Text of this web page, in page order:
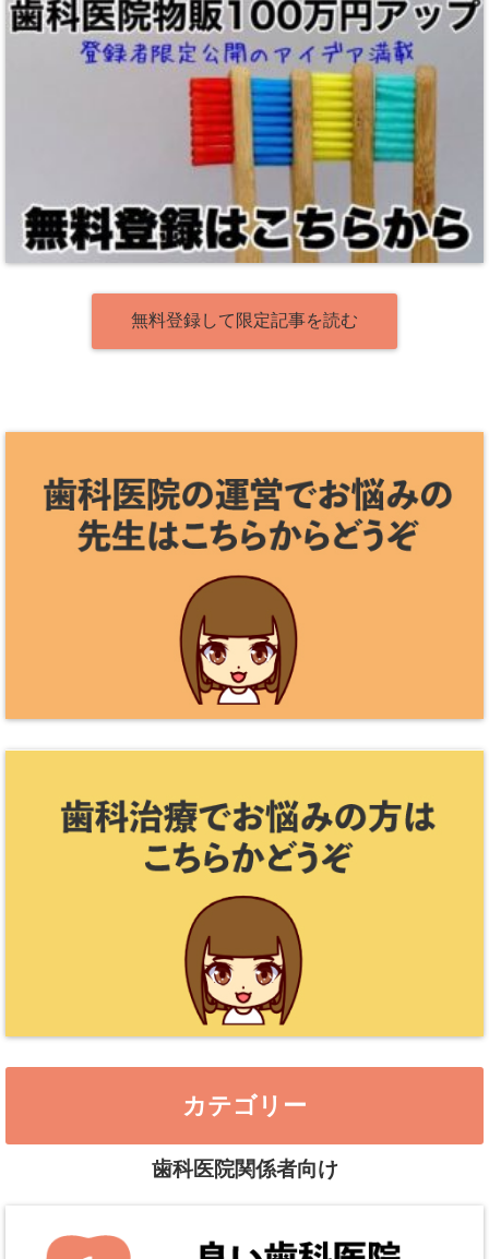
無料登録して限定記事を読む
カテゴリー
歯科医院関係者向け